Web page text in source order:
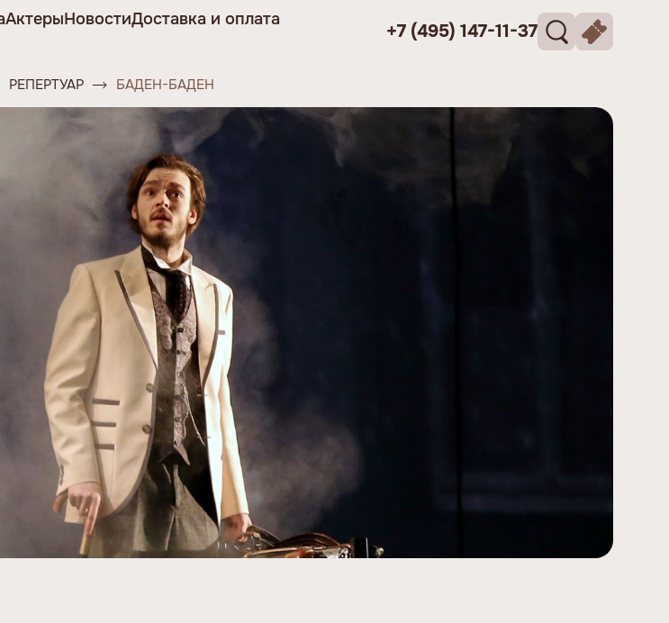
АктерыНовостиДоставка и оплата
+7 (495) 147-11-37
РЕПЕРТУАР БАДЕН-БАДЕН